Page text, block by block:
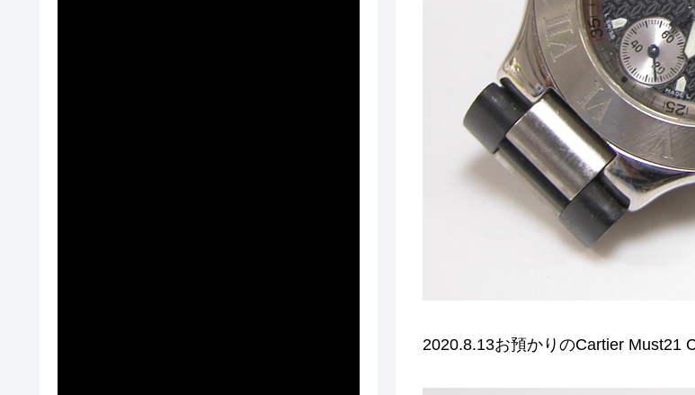
2020.8.13お預かりのCartier Must21